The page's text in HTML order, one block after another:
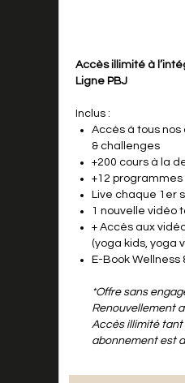
Accès illimité à
Ligne PBJ
Inclus :
Accès à tous
& challenges
+200 cours à la
+12 programmes
Live chaque 1er
1 nouvelle vidéo
+ Accès aux
(yoga kids, yoga
E-Book Wellness
*Offre sans
Renouvellement
Accès illimité tant
abonnement est